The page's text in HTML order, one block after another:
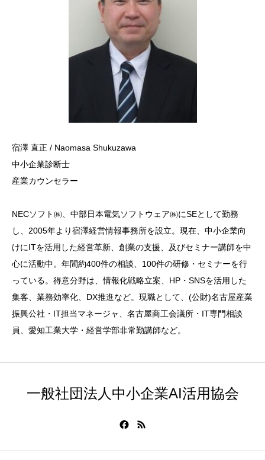
宿澤 直正 / Naomasa Shukuzawa
中小企業診断士
産業カウンセラー
NECソフト㈱、中部日本電気ソフトウェア㈱にSEとして勤務
し、2005年より宿澤経営情報事務所を設立。現在、中小企業向
けにITを活用した経営革新、創業の支援、及びセミナー講師を中
心に活動中。年間約400件の相談、100件の研修・セミナーを行
っている。得意分野は、情報化戦略立案、HP・SNSを活用した
集客、業務効率化、DX推進など。現職として、(公財)名古屋産業
振興公社・IT担当マネージャ、名古屋商工会議所・IT専門相談
員、愛知工業大学・経営学部非常勤講師など。
一般社団法人中小企業AI活用協会